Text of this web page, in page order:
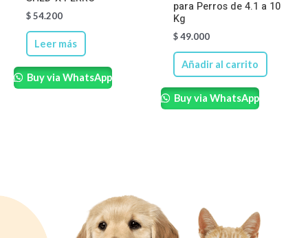
$54.200
Leer más
Buy via WhatsApp
para Perros de 4.1 a 10
Kg
$49.000
Añadir al carrito
Buy via WhatsApp